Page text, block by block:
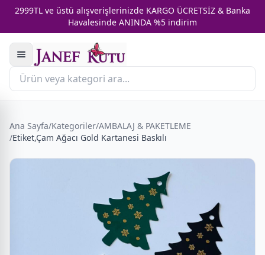
2999TL ve üstü alışverişlerinizde KARGO ÜCRETSİZ & Banka
Havalesinde ANINDA %5 indirim
Ana Sayfa/Kategoriler/AMBALAJ & PAKETLEME
/Etiket,Çam Ağacı Gold Kartanesi Baskılı